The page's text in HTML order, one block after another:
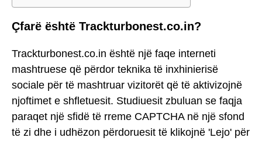
Çfarë është Trackturbonest.co.in?
Trackturbonest.co.in është një faqe interneti
mashtruese që përdor teknika të inxhinierisë
sociale për të mashtruar vizitorët që të aktivizojnë
njoftimet e shfletuesit. Studiuesit zbuluan se faqja
paraqet një sfidë të rreme CAPTCHA në një sfond
të zi dhe i udhëzon përdoruesit të klikojnë 'Lejo' për